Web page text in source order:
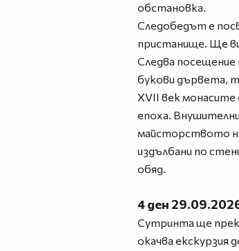
обстановка.
Следобедът е
пристанище. Ще
Следва посещение
букови дървета,
XVII век
епоха.
майсторството
издълбани по
обяд.
4 ден
Сутринта ще
окачва екскурзия